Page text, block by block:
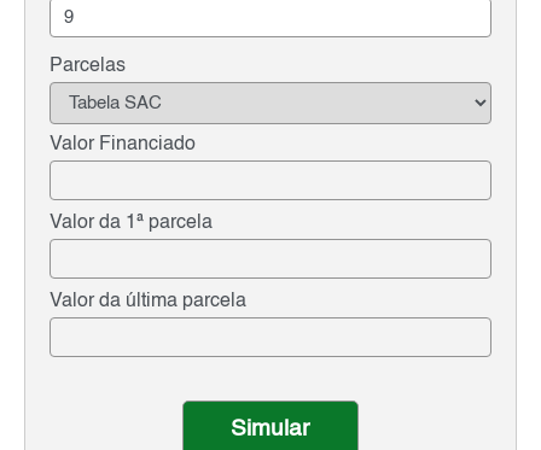
Parcelas
Valor Financiado
Valor da 1ª parcela
Valor da última parcela
Simular